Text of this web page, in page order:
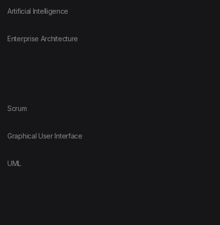
Artificial Intelligence
Enterprise Architecture
Scrum
Graphical User Interface
UML